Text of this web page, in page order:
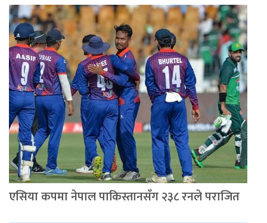
एसिया कपमा नेपाल पाकिस्तानसँग २३८ रनले पराजित